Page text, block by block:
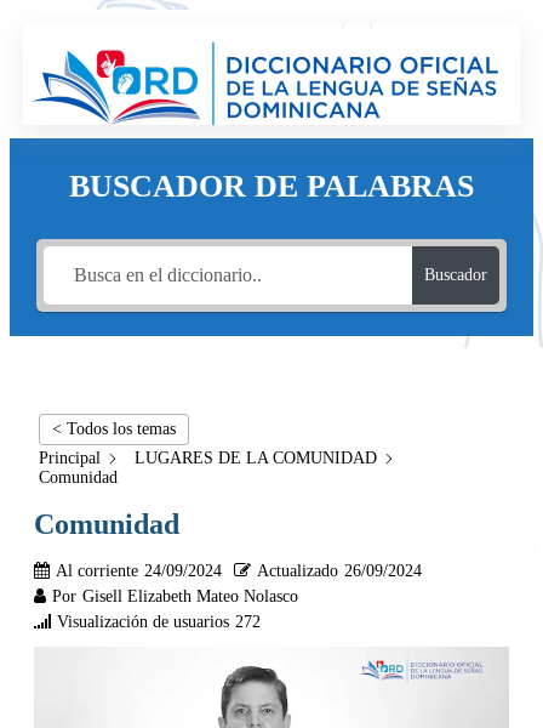
BUSCADOR DE PALABRAS
Buscador
< Todos los temas
Principal
LUGARES DE LA COMUNIDAD
Comunidad
Comunidad
Al corriente 24/09/2024 Actualizado 26/09/2024
Por Gisell Elizabeth Mateo Nolasco
Visualización de usuarios 272